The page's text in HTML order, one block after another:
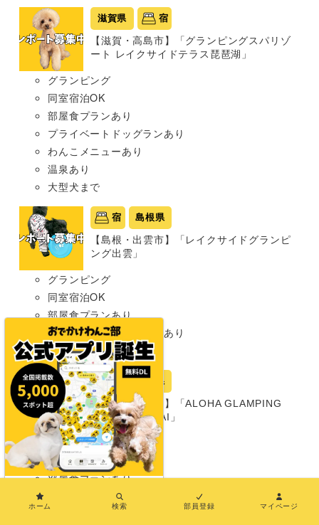
滋賀県 宿
【滋賀・高島市】「グランピングスパリゾ
ート レイクサイドテラス琵琶湖」
グランピング
同室宿泊OK
部屋食プランあり
プライベートドッグランあり
わんこメニューあり
温泉あり
大型犬まで
宿 島根県
【島根・出雲市】「レイクサイドグランピ
ング出雲」
グランピング
同室宿泊OK
部屋食プランあり
プライベートドッグランあり
犬種条件: 要問い合わせ
宿 茨城県
【茨城・猿島郡】「ALOHA GLAMPING
RESORT SAKAI」
グランピング
同室宿泊OK
部屋食プランあり
プライベートドッグランあり
共用ドッグランあり
ホーム 検索 部員登録 マイページ